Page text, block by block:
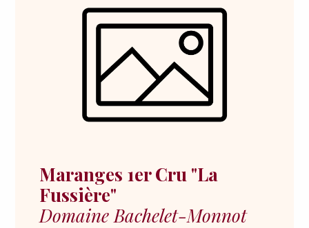
Maranges 1er Cru "La
Fussière"
Domaine Bachelet-Monnot